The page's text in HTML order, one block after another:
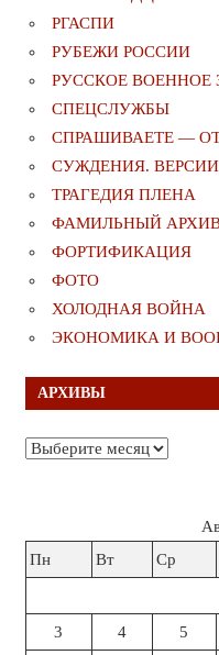
РГАСПИ
РУБЕЖИ РОССИИ
РУССКОЕ ВОЕННОЕ
СПЕЦСЛУЖБЫ
СПРАШИВАЕТЕ —
СУЖДЕНИЯ. ВЕРСИИ
ТРАГЕДИЯ ПЛЕНА
ФАМИЛЬНЫЙ
ФОРТИФИКАЦИЯ
ФОТО
ХОЛОДНАЯ ВОЙНА
ЭКОНОМИКА И
АРХИВЫ
Архивы
Пн
Вт Ср
3 4 5